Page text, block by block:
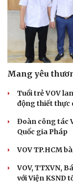
Cải chính
Mang yêu
Tuổi trẻ VOV
động thiết thực
Đoàn công tác
Quốc gia Pháp
VOV TP.HCM
VOV, TTXVN,
với Viện KSND